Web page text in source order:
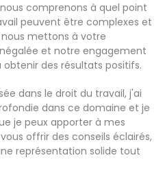
comprenons à quel point
peuvent être complexes et
mettons à votre
et notre engagement
des résultats positifs.
dans le droit du travail, j'ai
dans ce domaine et je
je peux apporter à mes
offrir des conseils éclairés,
représentation solide tout